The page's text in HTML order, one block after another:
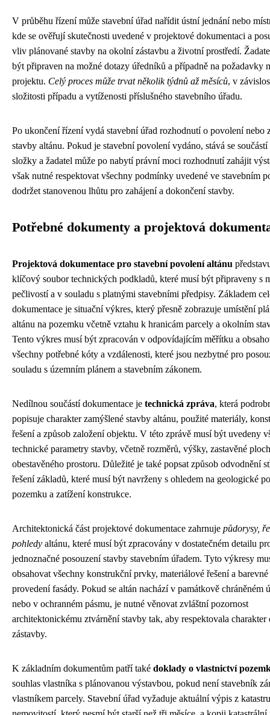
V průběhu řízení může stavební úřad nařídit ústní jednání nebo
kde se ověřují skutečnosti uvedené v projektové dokumentaci a
vliv plánované stavby na okolní zástavbu a životní prostředí.
být připraven na možné dotazy úředníků a případně na požadavky
projektu. Celý proces může trvat několik týdnů až měsíců, v
složitosti případu a vytíženosti příslušného stavebního úřadu.
Po ukončení řízení vydá stavební úřad rozhodnutí o povolení nebo
stavby altánu. Pokud je stavební povolení vydáno, stává se součástí
složky a žadatel může po nabytí právní moci rozhodnutí zahájit
však nutné respektovat všechny podmínky uvedené ve stavebním
dodržet stanovenou lhůtu pro zahájení a dokončení stavby.
Potřebné dokumenty a projektová
Projektová dokumentace pro stavební povolení altánu
klíčový soubor technických podkladů, které musí být připraveny s
pečlivostí a v souladu s platnými stavebními předpisy. Základem
dokumentace je situační výkres, který přesně zobrazuje umístění
altánu na pozemku včetně vztahu k hranicám parcely a okolním
Tento výkres musí být zpracován v odpovídajícím měřítku a
všechny potřebné kóty a vzdálenosti, které jsou nezbytné pro
souladu s územním plánem a stavebním zákonem.
Nedílnou součástí dokumentace je technická zpráva, která
popisuje charakter zamýšlené stavby altánu, použité materiály,
řešení a způsob založení objektu. V této zprávě musí být uvedeny
technické parametry stavby, včetně rozměrů, výšky, zastavěné
obestavěného prostoru. Důležité je také popsat způsob odvodnění
řešení základů, které musí být navrženy s ohledem na geologické
pozemku a zatížení konstrukce.
Architektonická část projektové dokumentace zahrnuje půdorysy,
pohledy altánu, které musí být zpracovány v dostatečném detailu
jednoznačné posouzení stavby stavebním úřadem. Tyto výkresy
obsahovat všechny konstrukční prvky, materiálové řešení a barevné
provedení fasády. Pokud se altán nachází v památkově chráněném
nebo v ochranném pásmu, je nutné věnovat zvláštní pozornost
architektonickému ztvárnění stavby tak, aby respektovala
zástavby.
K základním dokumentům patří také doklady o vlastnictví
souhlas vlastníka s plánovanou výstavbou, pokud není stavebník
vlastníkem parcely. Stavební úřad vyžaduje aktuální výpis z katastru